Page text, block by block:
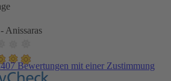
Anissaras
Bewertungen mit einer Zustimmung